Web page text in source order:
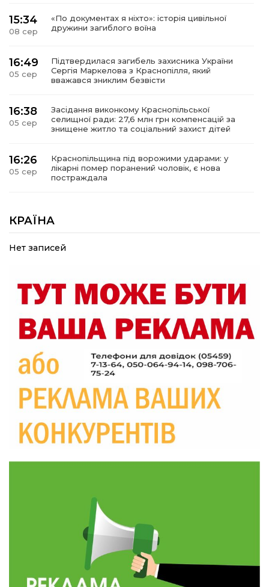
15:34
08 сер
«По документах я ніхто»: історія цивільної
дружини загиблого воїна
16:49
05 сер
Підтвердилася загибель захисника України
Сергія Маркелова з Краснопілля, який
вважався зниклим безвісти
16:38
05 сер
Засідання виконкому Краснопільської
селищної ради: 27,6 млн грн компенсацій за
знищене житло та соціальний захист дітей
16:26
05 сер
Краснопільщина під ворожими ударами: у
лікарні помер поранений чоловік, є нова
постраждала
05 сер
можуть врятувати життя під час обстрілу
09:26
Що робити, якщо в нотаріальному документі
18:39
04 сер
«КОЛО НЕЗЛАМНИХ»: як діти та ветерани
разом створюють унікальний телепроєкт
09:52
Родина Степаненків: від квітучого
30 лип
Пишіть листи самому собі, або як уникнути
маніпуляційбез конфліктів
19:29
30 лип
«Все закінчиться, приїду й одружуся…»: Пам’яті
26-річного Захисника Богдана Ємця (ВІДЕО)
20:06
Паливо по 100 грн та ризик дефіциту: чому в
Житлові сертифікати, підготовка до зими та
підтримка ВПО: підсумки засідання виконкому
Краснопільської селищної ради
Валентина Масалітіна: «Нас тримає віра в
Перемогу і повернення додому»
КРАЇНА
Нет записей